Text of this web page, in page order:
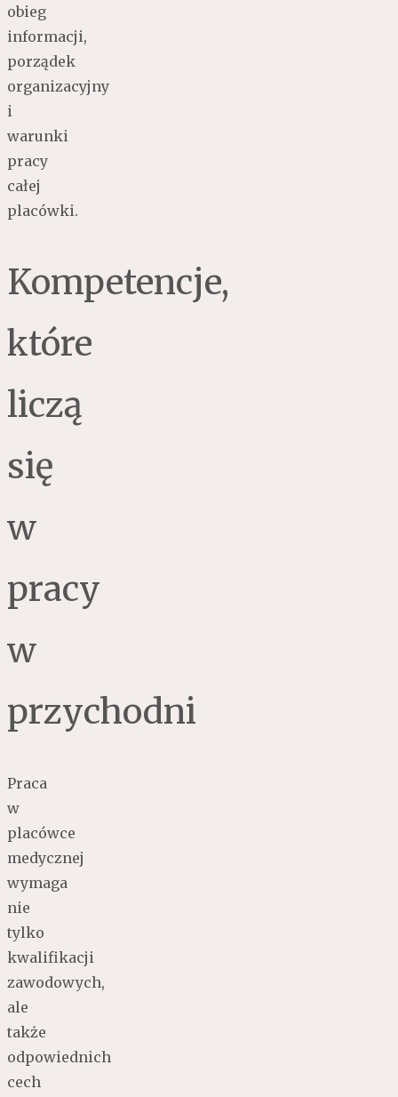
obieg
informacji,
porządek
organizacyjny
i
warunki
pracy
całej
placówki.
Kompetencje,
które
liczą
się
w
pracy
w
przychodni
Praca
w
placówce
medycznej
wymaga
nie
tylko
kwalifikacji
zawodowych,
ale
także
odpowiednich
cech